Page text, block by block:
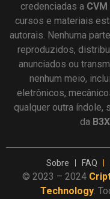
credenciadas a CVM
cursos e materiais
autorais. Nenhuma
reproduzidos,
anunciados ou
nenhum meio,
eletrônicos,
qualquer outra índole,
da
Sobre FAQ
© 2023 – 2024
Technology.